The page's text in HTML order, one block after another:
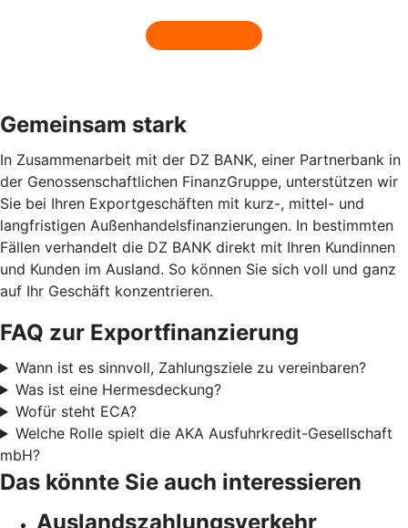
Gemeinsam stark
In Zusammenarbeit mit der DZ BANK, einer Partnerbank in
der Genossenschaftlichen FinanzGruppe, unterstützen wir
Sie bei Ihren Exportgeschäften mit kurz-, mittel- und
langfristigen Außenhandelsfinanzierungen. In bestimmten
Fällen verhandelt die DZ BANK direkt mit Ihren Kundinnen
und Kunden im Ausland. So können Sie sich voll und ganz
auf Ihr Geschäft konzentrieren.
FAQ zur Exportfinanzierung
Wann ist es sinnvoll, Zahlungsziele zu vereinbaren?
Was ist eine Hermesdeckung?
Wofür steht ECA?
Welche Rolle spielt die AKA Ausfuhrkredit-Gesellschaft
mbH?
Das könnte Sie auch interessieren
Auslandszahlungsverkehr